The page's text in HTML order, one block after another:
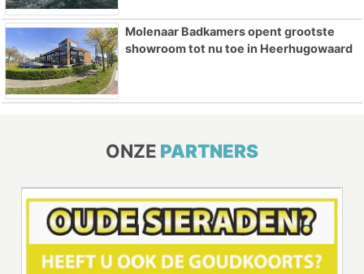
Molenaar Badkamers opent grootste
showroom tot nu toe in Heerhugowaard
ONZE PARTNERS